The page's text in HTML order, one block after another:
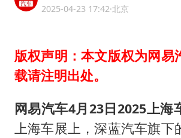
24小时不关空
2025-04-23 17:42·北京
版权声明：本文版权为网易
载请注明出处。
网易汽车4月23日2025上海
上海车展上，深蓝汽车旗下